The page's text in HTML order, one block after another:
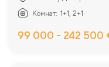
Комнат: 1+1, 2+1
99 000 - 242 500